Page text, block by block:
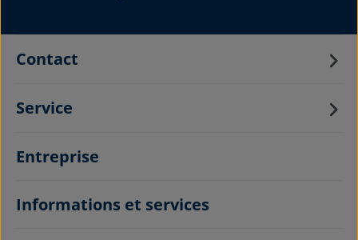
Contact
Service
Entreprise
Informations et services